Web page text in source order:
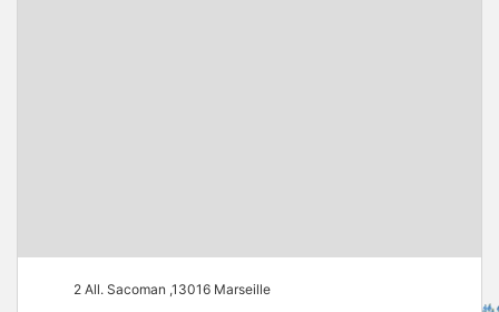
2 All. Sacoman ,13016 Marseille